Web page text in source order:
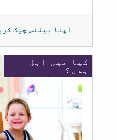
اپنا بیلنس چیک
کیا میں اہل
ہوں؟